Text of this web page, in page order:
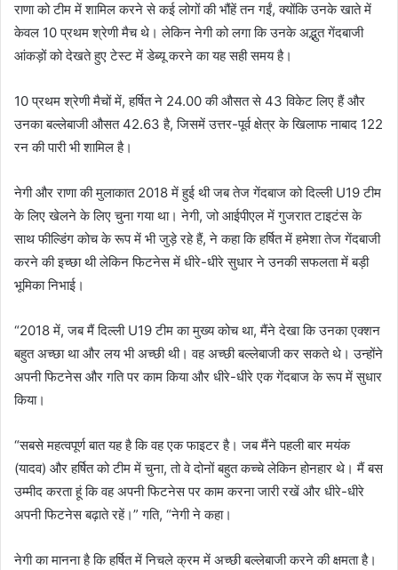
राणा को टीम में शामिल करने से कई लोगों की भौंहें तन गईं, क्योंकि उनके खाते में
केवल 10 प्रथम श्रेणी मैच थे। लेकिन नेगी को लगा कि उनके अद्भुत गेंदबाजी
आंकड़ों को देखते हुए टेस्ट में डेब्यू करने का यह सही समय है।
10 प्रथम श्रेणी मैचों में, हर्षित ने 24.00 की औसत से 43 विकेट लिए हैं और
उनका बल्लेबाजी औसत 42.63 है, जिसमें उत्तर-पूर्व क्षेत्र के खिलाफ नाबाद 122
रन की पारी भी शामिल है।
नेगी और राणा की मुलाकात 2018 में हुई थी जब तेज गेंदबाज को दिल्ली U19 टीम
के लिए खेलने के लिए चुना गया था। नेगी, जो आईपीएल में गुजरात टाइटंस के
साथ फील्डिंग कोच के रूप में भी जुड़े रहे हैं, ने कहा कि हर्षित में हमेशा तेज गेंदबाजी
करने की इच्छा थी लेकिन फिटनेस में धीरे-धीरे सुधार ने उनकी सफलता में बड़ी
भूमिका निभाई।
“2018 में, जब मैं दिल्ली U19 टीम का मुख्य कोच था, मैंने देखा कि उनका एक्शन
बहुत अच्छा था और लय भी अच्छी थी। वह अच्छी बल्लेबाजी कर सकते थे। उन्होंने
अपनी फिटनेस और गति पर काम किया और धीरे-धीरे एक गेंदबाज के रूप में सुधार
किया।
“सबसे महत्वपूर्ण बात यह है कि वह एक फाइटर है। जब मैंने पहली बार मयंक
(यादव) और हर्षित को टीम में चुना, तो वे दोनों बहुत कच्चे लेकिन होनहार थे। मैं बस
उम्मीद करता हूं कि वह अपनी फिटनेस पर काम करना जारी रखें और धीरे-धीरे
अपनी फिटनेस बढ़ाते रहें।” गति, “नेगी ने कहा।
नेगी का मानना ​​है कि हर्षित में निचले क्रम में अच्छी बल्लेबाजी करने की क्षमता है।